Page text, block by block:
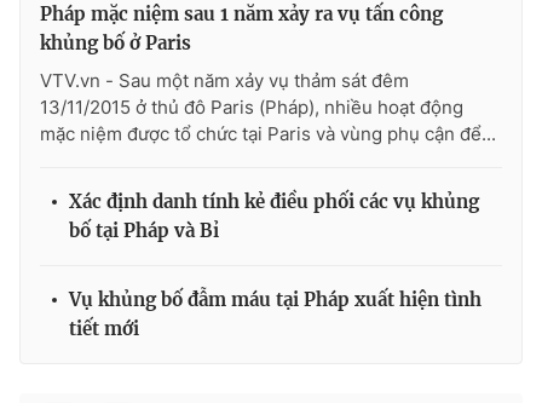
® Cấm sao chép dưới mọi hình thức nếu không có sự chấp
thuận bằng văn bản. Ghi rõ nguồn VTV.vn khi phát hành lại
Pháp mặc niệm sau 1 năm xảy ra vụ tấn công
khủng bố ở Paris
VTV.vn - Sau một năm xảy vụ thảm sát đêm
13/11/2015 ở thủ đô Paris (Pháp), nhiều hoạt động
mặc niệm được tổ chức tại Paris và vùng phụ cận để...
Xác định danh tính kẻ điều phối các vụ khủng
bố tại Pháp và Bỉ
Vụ khủng bố đẫm máu tại Pháp xuất hiện tình
tiết mới